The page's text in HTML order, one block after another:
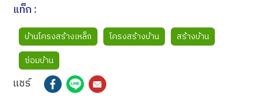
แท็ก :
บ้านโครงสร้างเหล็ก โครงสร้างบ้าน
สร้างบ้าน
ซ่อมบ้าน
แชร์